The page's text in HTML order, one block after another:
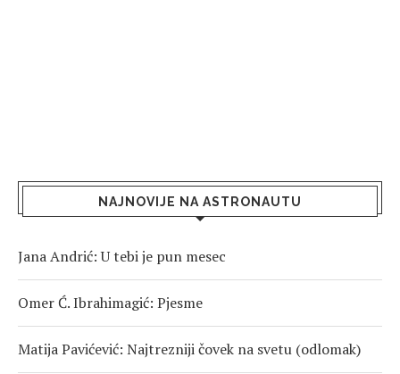
NAJNOVIJE NA ASTRONAUTU
Jana Andrić: U tebi je pun mesec
Omer Ć. Ibrahimagić: Pjesme
Matija Pavićević: Najtrezniji čovek na svetu (odlomak)